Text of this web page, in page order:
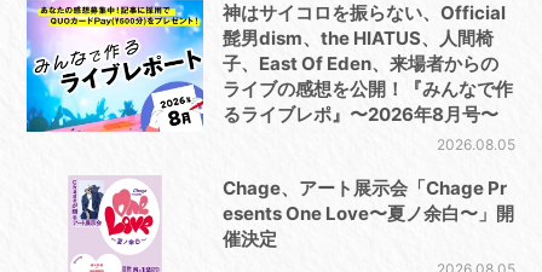
神はサイコロを振らない、Official
髭男dism、the HIATUS、人間椅
子、East Of Eden、来場者からの
ライブの感想を公開！『みんなで作
るライブレポ』〜2026年8月号〜
2026.08.05
Chage、アート展示会「Chage Pr
esents One Love〜夏ノ余白〜」開
催決定